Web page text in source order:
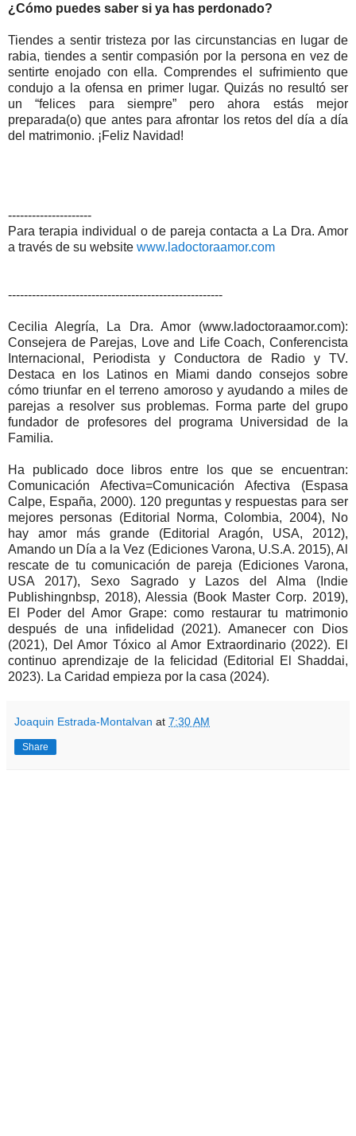
¿Cómo puedes saber si ya has perdonado?
Tiendes a sentir tristeza por las circunstancias en lugar de
rabia, tiendes a sentir compasión por la persona en vez de
sentirte enojado con ella. Comprendes el sufrimiento que
condujo a la ofensa en primer lugar. Quizás no resultó ser
un “felices para siempre” pero ahora estás mejor
preparada(o) que antes para afrontar los retos del día a día
del matrimonio. ¡Feliz Navidad!
---------------------
Para terapia individual o de pareja contacta a La Dra. Amor
a través de su website www.ladoctoraamor.com
------------------------------------------------------
Cecilia Alegría, La Dra. Amor (www.ladoctoraamor.com):
Consejera de Parejas, Love and Life Coach, Conferencista
Internacional, Periodista y Conductora de Radio y TV.
Destaca en los Latinos en Miami dando consejos sobre
cómo triunfar en el terreno amoroso y ayudando a miles de
parejas a resolver sus problemas. Forma parte del grupo
fundador de profesores del programa Universidad de la
Familia.
Ha publicado doce libros entre los que se encuentran:
Comunicación Afectiva=Comunicación Afectiva (Espasa
Calpe, España, 2000). 120 preguntas y respuestas para ser
mejores personas (Editorial Norma, Colombia, 2004), No
hay amor más grande (Editorial Aragón, USA, 2012),
Amando un Día a la Vez (Ediciones Varona, U.S.A. 2015), Al
rescate de tu comunicación de pareja (Ediciones Varona,
USA 2017), Sexo Sagrado y Lazos del Alma (Indie
Publishingnbsp, 2018), Alessia (Book Master Corp. 2019),
El Poder del Amor Grape: como restaurar tu matrimonio
después de una infidelidad (2021). Amanecer con Dios
(2021), Del Amor Tóxico al Amor Extraordinario (2022). El
continuo aprendizaje de la felicidad (Editorial El Shaddai,
2023). La Caridad empieza por la casa (2024).
Joaquin Estrada-Montalvan at 7:30 AM
Share